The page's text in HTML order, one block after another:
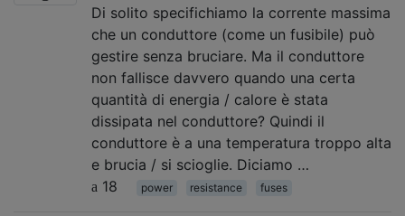
Di solito specifichiamo la corrente massima
che un conduttore (come un fusibile) può
gestire senza bruciare. Ma il conduttore
non fallisce davvero quando una certa
quantità di energia / calore è stata
dissipata nel conduttore? Quindi il
conduttore è a una temperatura troppo alta
e brucia / si scioglie. Diciamo …
18
power resistance fuses